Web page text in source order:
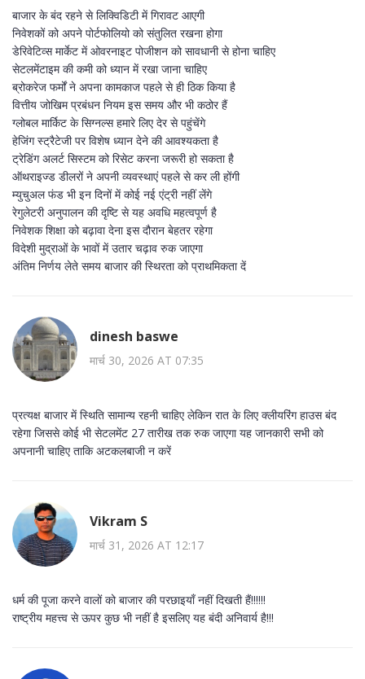
बाजार के बंद रहने से लिक्विडिटी में गिरावट आएगी
निवेशकों को अपने पोर्टफोलियो को संतुलित रखना होगा
डेरिवेटिव्स मार्केट में ओवरनाइट पोजीशन को सावधानी से होना चाहिए
सेटलमेंटाइम की कमी को ध्यान में रखा जाना चाहिए
ब्रोकरेज फर्मों ने अपना कामकाज पहले से ही ठिक किया है
वित्तीय जोखिम प्रबंधन नियम इस समय और भी कठोर हैं
ग्लोबल मार्किट के सिग्नल्स हमारे लिए देर से पहुंचेंगे
हेजिंग स्ट्रैटेजी पर विशेष ध्यान देने की आवश्यकता है
ट्रेडिंग अलर्ट सिस्टम को रिसेट करना जरूरी हो सकता है
ऑथराइज्ड डीलरों ने अपनी व्यवस्थाएं पहले से कर ली होंगी
म्युचुअल फंड भी इन दिनों में कोई नई एंट्री नहीं लेंगे
रेगुलेटरी अनुपालन की दृष्टि से यह अवधि महत्वपूर्ण है
निवेशक शिक्षा को बढ़ावा देना इस दौरान बेहतर रहेगा
विदेशी मुद्राओं के भावों में उतार चढ़ाव रुक जाएगा
अंतिम निर्णय लेते समय बाजार की स्थिरता को प्राथमिकता दें
dinesh baswe
मार्च 30, 2026 AT 07:35
प्रत्यक्ष बाजार में स्थिति सामान्य रहनी चाहिए लेकिन रात के लिए क्लीयरिंग हाउस बंद
रहेगा जिससे कोई भी सेटलमेंट 27 तारीख तक रुक जाएगा यह जानकारी सभी को
अपनानी चाहिए ताकि अटकलबाजी न करें
Vikram S
मार्च 31, 2026 AT 12:17
धर्म की पूजा करने वालों को बाजार की परछाइयाँ नहीं दिखती हैं!!!!!!
राष्ट्रीय महत्त्व से ऊपर कुछ भी नहीं है इसलिए यह बंदी अनिवार्य है!!!